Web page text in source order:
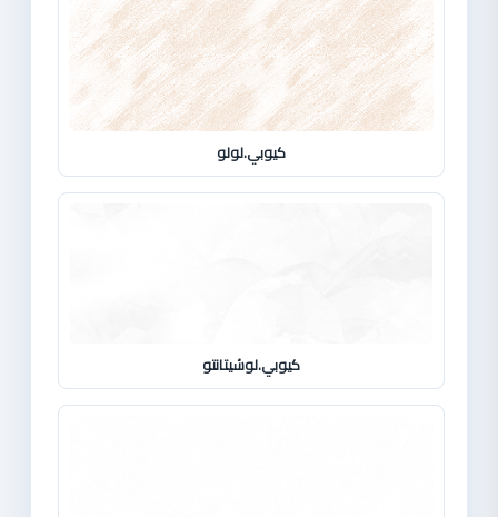
كيوبي.لولو
كيوبي.لوشيتانتو